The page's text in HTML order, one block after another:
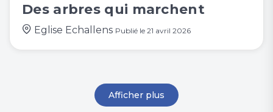
Des arbres qui marchent
Eglise Echallens Publié le 21 avril 2026
Afficher plus